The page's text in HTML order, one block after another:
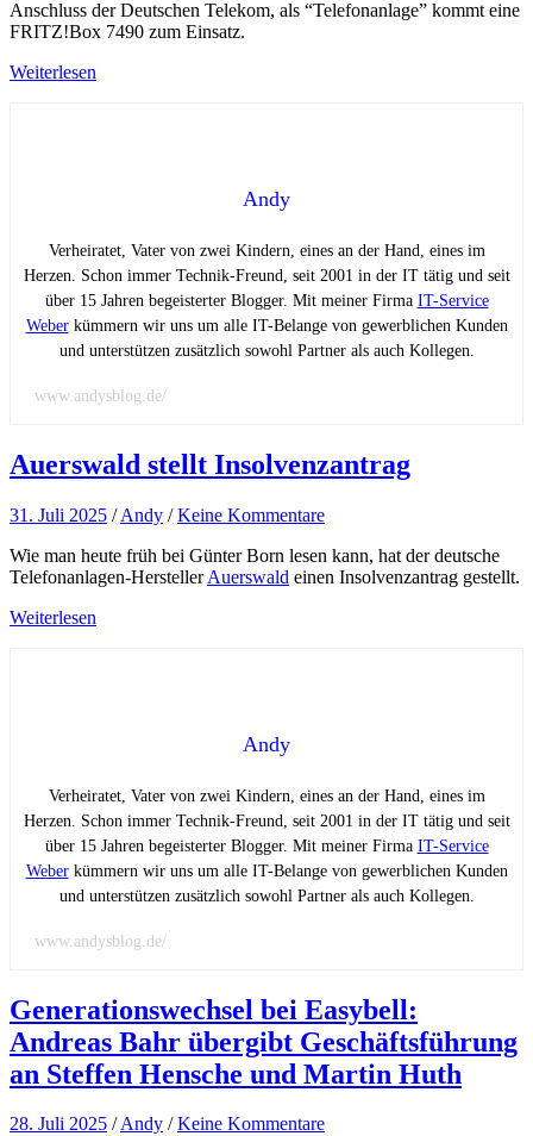
Anschluss der Deutschen Telekom, als “Telefonanlage” kommt eine
FRITZ!Box 7490 zum Einsatz.
Weiterlesen
Andy
Verheiratet, Vater von zwei Kindern, eines an der Hand, eines im
Herzen. Schon immer Technik-Freund, seit 2001 in der IT tätig und seit
über 15 Jahren begeisterter Blogger. Mit meiner Firma IT-Service
Weberkümmern wir uns um alle IT-Belange von gewerblichen Kunden
und unterstützen zusätzlich sowohl Partner als auch Kollegen.
www.andysblog.de/
Auerswald stellt Insolvenzantrag
31. Juli 2025 /Andy /Keine Kommentare
Wie man heute früh bei Günter Born lesen kann, hat der deutsche
Telefonanlagen-HerstellerAuerswald einen Insolvenzantrag gestellt.
Weiterlesen
Andy
Verheiratet, Vater von zwei Kindern, eines an der Hand, eines im
Herzen. Schon immer Technik-Freund, seit 2001 in der IT tätig und seit
über 15 Jahren begeisterter Blogger. Mit meiner Firma IT-Service
Weberkümmern wir uns um alle IT-Belange von gewerblichen Kunden
und unterstützen zusätzlich sowohl Partner als auch Kollegen.
www.andysblog.de/
Generationswechsel bei Easybell:
Andreas Bahr übergibt Geschäftsführung
an Steffen Hensche und Martin Huth
28. Juli 2025 /Andy /Keine Kommentare